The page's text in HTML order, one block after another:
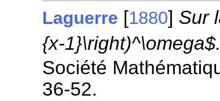
Laguerre [1880] Sur
{x-
Société
36-52.